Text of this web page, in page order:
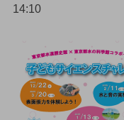
14:10